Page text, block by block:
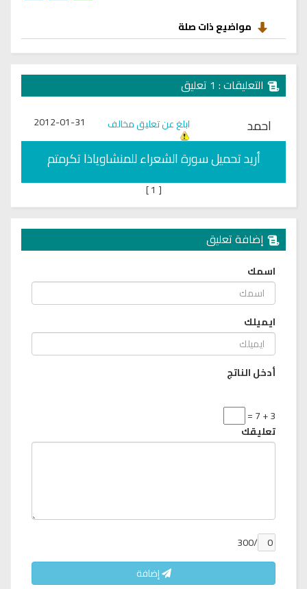
مواضيع ذات صلة
التعليقات : 1 تعليق
احمد ابلغ عن تعليق مخالف 2012-01-31
أريد تحميل سورة الشعراء للمنشاوياذا تكرمتم
[
]
إضافة تعليق
اسمك
ايميلك
أدخل الناتج
3 + 7 =
تعليقك
/300
إضافة